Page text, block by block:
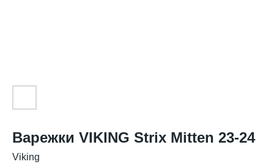
Варежки VIKING Strix Mitten 23-24
Viking